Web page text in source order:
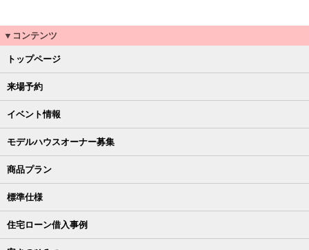
▼コンテンツ
トップページ
来場予約
イベント情報
モデルハウスオーナー募集
商品プラン
標準仕様
住宅ローン借入事例